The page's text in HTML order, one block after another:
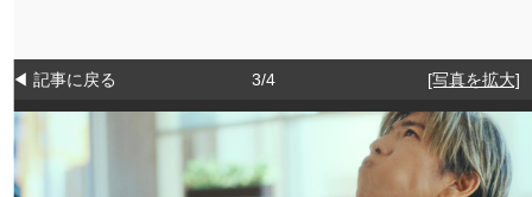
◀ 記事に戻る 3/4 [写真を拡大]